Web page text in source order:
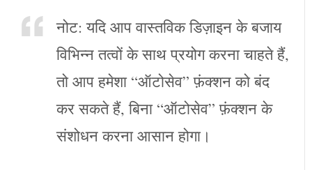
नोट: यदि आप वास्तविक डिज़ाइन के बजाय
विभिन्न तत्वों के साथ प्रयोग करना चाहते हैं,
तो आप हमेशा “ऑटोसेव” फ़ंक्शन को बंद
कर सकते हैं, बिना “ऑटोसेव” फ़ंक्शन के
संशोधन करना आसान होगा।